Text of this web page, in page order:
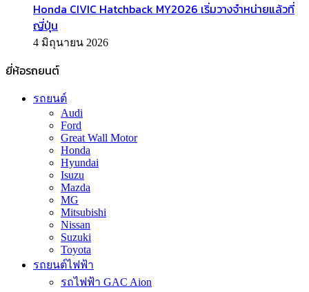
Honda CIVIC Hatchback MY2026 เริ่มวางจำหน่ายแล้วที่
ญี่ปุ่น
4 มิถุนายน 2026
ยี่ห้อรถยนต์
รถยนต์
Audi
Ford
Great Wall Motor
Honda
Hyundai
Isuzu
Mazda
MG
Mitsubishi
Nissan
Suzuki
Toyota
รถยนต์ไฟฟ้า
รถไฟฟ้า GAC Aion